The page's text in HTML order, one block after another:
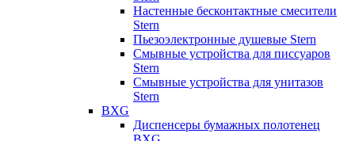
Настенные бесконтактные смесители
Stern
Пьезоэлектронные душевые Stern
Смывные устройства для писсуаров
Stern
Смывные устройства для унитазов
Stern
BXG
Диспенсеры бумажных полотенец